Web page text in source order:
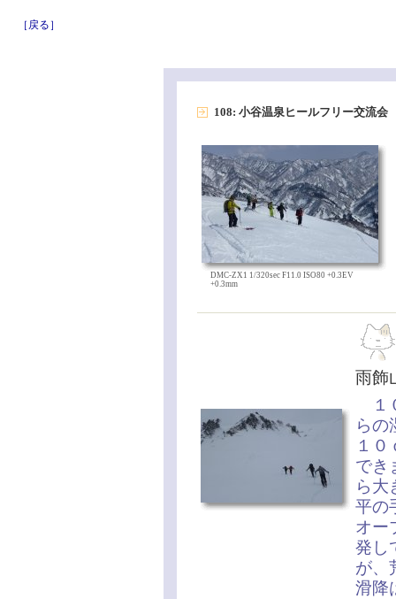
［戻る］
108: 小谷温泉ヒールフリー交流会
DMC-ZX1 1/320sec F11.0 ISO80 +0.3EV
+0.3mm
雨
１
らの
１
でき
ら大
平の
オー
発し
が、
滑降